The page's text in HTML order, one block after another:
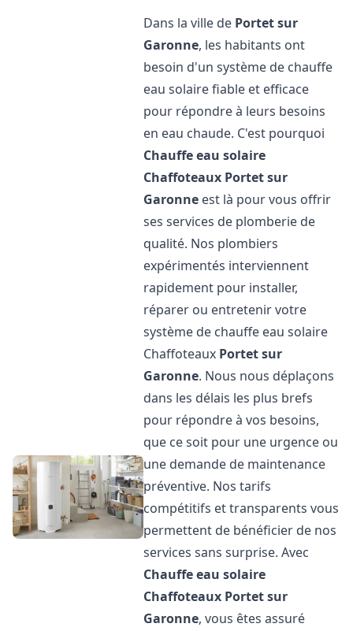
Dans la ville de Portet sur
Garonne, les habitants ont
besoin d'un système de chauffe
eau solaire fiable et efficace
pour répondre à leurs besoins
en eau chaude. C'est pourquoi
Chauffe eau solaire
Chaffoteaux Portet sur
Garonne est là pour vous offrir
ses services de plomberie de
qualité. Nos plombiers
expérimentés interviennent
rapidement pour installer,
réparer ou entretenir votre
système de chauffe eau solaire
Chaffoteaux Portet sur
Garonne. Nous nous déplaçons
dans les délais les plus brefs
pour répondre à vos besoins,
que ce soit pour une urgence ou
une demande de maintenance
préventive. Nos tarifs
compétitifs et transparents vous
permettent de bénéficier de nos
services sans surprise. Avec
Chauffe eau solaire
Chaffoteaux Portet sur
Garonne, vous êtes assuré